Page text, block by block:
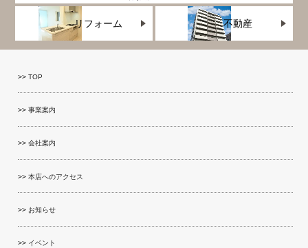
リフォーム 不動産
TOP
事業案内
会社案内
本店へのアクセス
お知らせ
イベント